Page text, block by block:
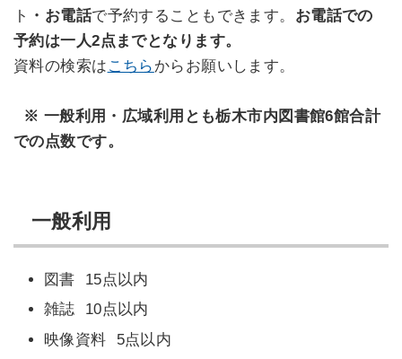
ト ・お電話で予約することもできます。 お電話での
予約は一人2点までとなります。
資料の検索は こちら からお願いします。
※ 一般利用・広域利用とも栃木市内図書館6館合計
での点数です。
一般利用
図書 15点以内
雑誌 10点以内
映像資料 5点以内